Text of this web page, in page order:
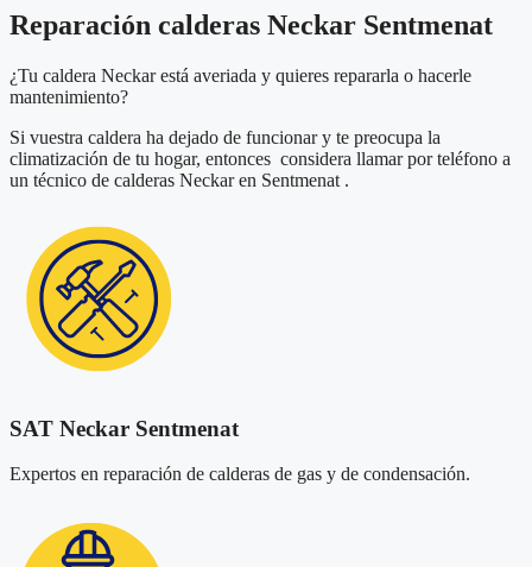
Reparación calderas Neckar Sentmenat
¿Tu caldera Neckar está averiada y quieres repararla o hacerle
mantenimiento?
Si vuestra caldera ha dejado de funcionar y te preocupa la
climatización de tu hogar, entonces considera llamar por teléfono a
un técnico de calderas Neckar en Sentmenat .
SAT Neckar Sentmenat
Expertos en reparación de calderas de gas y de condensación.